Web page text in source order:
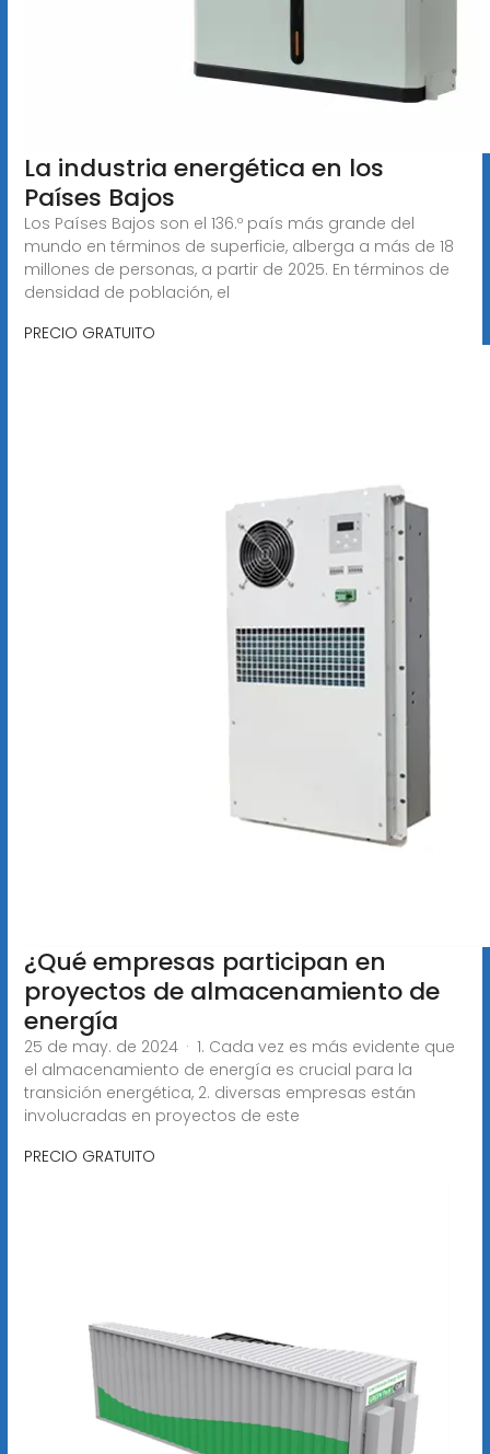
La industria energética en los
Países Bajos
Los Países Bajos son el 136.º país más grande del
mundo en términos de superficie, alberga a más de 18
millones de personas, a partir de 2025. En términos de
densidad de población, el
PRECIO GRATUITO
¿Qué empresas participan en
proyectos de almacenamiento de
energía
25 de may. de 2024 · 1. Cada vez es más evidente que
el almacenamiento de energía es crucial para la
transición energética, 2. diversas empresas están
involucradas en proyectos de este
PRECIO GRATUITO